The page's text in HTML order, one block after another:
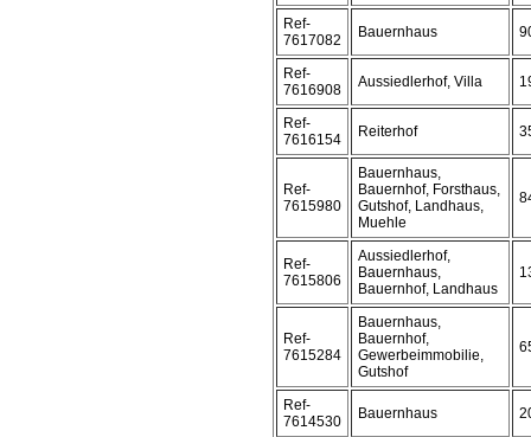
Ref-
7617082
Bauernhaus
Ref-
7616908
Aussiedlerhof, Villa
Ref-
7616154
Reiterhof
Ref-
7615980
Bauernhaus,
Bauernhof, Forsthaus,
Gutshof, Landhaus,
Muehle
Ref-
7615806
Aussiedlerhof,
Bauernhaus,
Bauernhof, Landhaus
Ref-
7615284
Bauernhaus,
Bauernhof,
Gewerbeimmobilie,
Gutshof
Ref-
7614530
Bauernhaus